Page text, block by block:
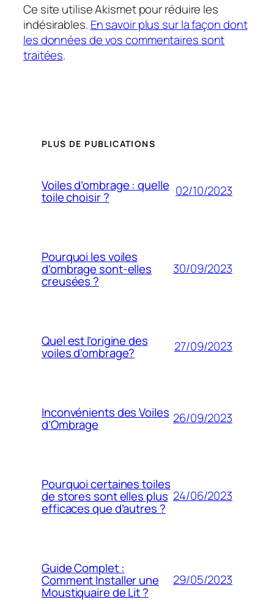
Ce site utilise Akismet pour réduire les
indésirables. En savoir plus sur la façon dont
les données de vos commentaires sont
traitées.
PLUS DE PUBLICATIONS
Voiles d’ombrage : quelle
toile choisir ? 02/10/2023
Pourquoi les voiles
d’ombrage sont-elles
creusées ?
30/09/2023
Quel est l’origine des
voiles d’ombrage? 27/09/2023
Inconvénients des Voiles
d’Ombrage 26/09/2023
Pourquoi certaines toiles
de stores sont elles plus
efficaces que d’autres ?
24/06/2023
Guide Complet :
Comment Installer une
Moustiquaire de Lit ?
29/05/2023